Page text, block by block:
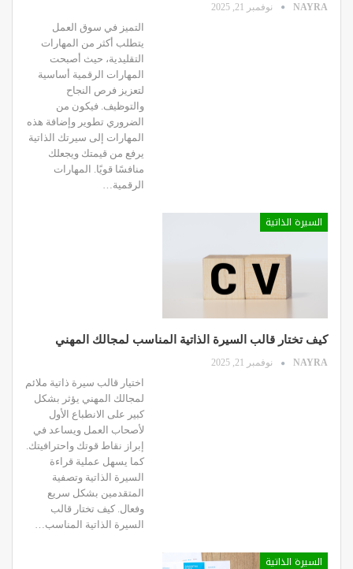
NAYRA نوفمبر 21, 2025
التميز في سوق العمل
يتطلب أكثر من المهارات
التقليدية، حيث أصبحت
المهارات الرقمية أساسية
لتعزيز فرص النجاح
والتوظيف. فيكون من
الضروري تطوير وإضافة هذه
المهارات إلى سيرتك الذاتية
يرفع من قيمتك ويجعلك
منافسًا قويًا. المهارات
الرقمية…
السيرة الذاتية
كيف تختار قالب السيرة الذاتية المناسب لمجالك المهني
NAYRA نوفمبر 21, 2025
اختيار قالب سيرة ذاتية ملائم
لمجالك المهني يؤثر بشكل
كبير على الانطباع الأول
لأصحاب العمل ويساعد في
إبراز نقاط قوتك واحترافيتك.
كما يسهل عملية قراءة
السيرة الذاتية وتصفية
المتقدمين بشكل سريع
وفعال. كيف تختار قالب
السيرة الذاتية المناسب…
السيرة الذاتية